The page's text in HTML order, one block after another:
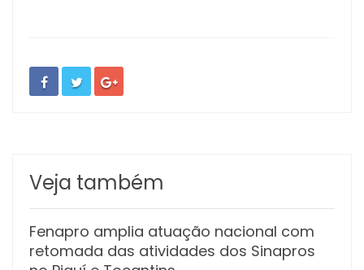
Veja também
Fenapro amplia atuação nacional com
retomada das atividades dos Sinapros